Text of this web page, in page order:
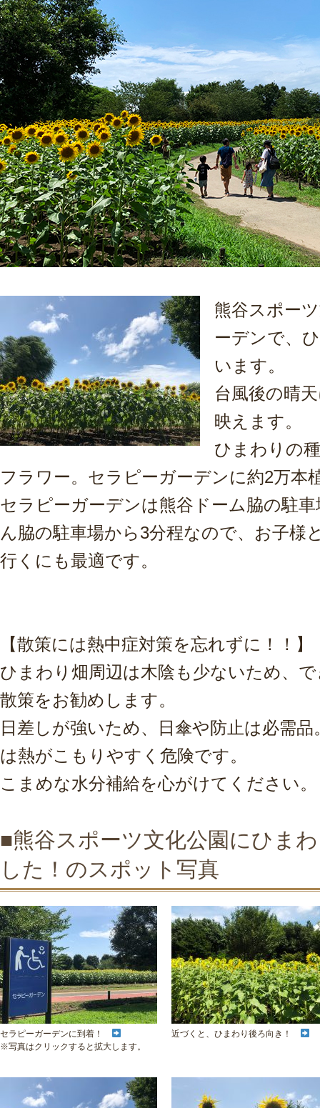
熊谷スポー
ーデンで、
います。
台風後の晴
映えます。
ひまわりの
フラワー。セラピーガーデンに約2万本
セラピーガーデンは熊谷ドーム脇の駐
ん脇の駐車場から3分程なので、お子様
行くにも最適です。
【散策には熱中症対策を忘れずに！！】
ひまわり畑周辺は木陰も少ないため、
散策をお勧めします。
日差しが強いため、日傘や防止は必需
は熱がこもりやすく危険です。
こまめな水分補給を心がけてください。
■熊谷スポーツ文化公園にひま
した！のスポット写真
セラピーガーデンに到着！
※写真はクリックすると拡大します。
近づくと、ひまわり後ろ向き！